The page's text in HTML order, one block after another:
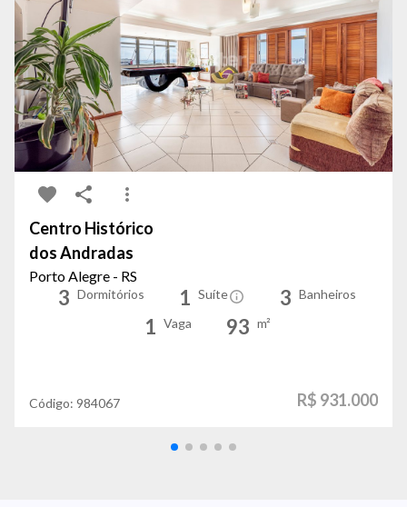
Centro Histórico
dos Andradas
Porto Alegre - RS
3 Dormitórios 1 Suíte 3 Banheiros
1 Vaga 93 m²
Código: 984067 R$ 931.000